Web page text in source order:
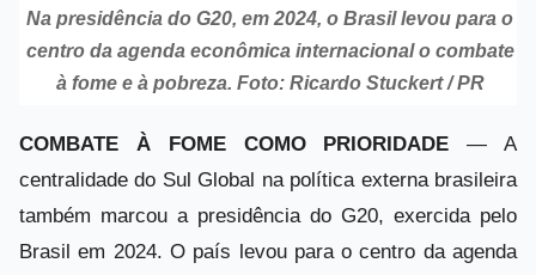
Na presidência do G20, em 2024, o Brasil levou para o
centro da agenda econômica internacional o combate
à fome e à pobreza. Foto: Ricardo Stuckert / PR
COMBATE À FOME COMO PRIORIDADE — A
centralidade do Sul Global na política externa brasileira
também marcou a presidência do G20, exercida pelo
Brasil em 2024. O país levou para o centro da agenda